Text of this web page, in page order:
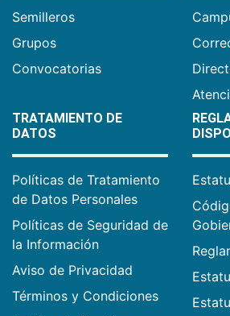
Semilleros
Grupos
Convocatorias
TRATAMIENTO DE
DATOS
Políticas de Tratamiento
de Datos Personales
Políticas de Seguridad de
la Información
Aviso de Privacidad
Términos y Condiciones